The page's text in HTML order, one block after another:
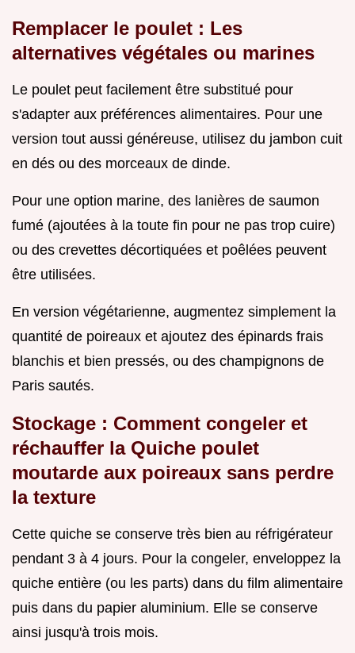
Remplacer le poulet : Les
alternatives végétales ou marines
Le poulet peut facilement être substitué pour
s'adapter aux préférences alimentaires. Pour une
version tout aussi généreuse, utilisez du jambon cuit
en dés ou des morceaux de dinde.
Pour une option marine, des lanières de saumon
fumé (ajoutées à la toute fin pour ne pas trop cuire)
ou des crevettes décortiquées et poêlées peuvent
être utilisées.
En version végétarienne, augmentez simplement la
quantité de poireaux et ajoutez des épinards frais
blanchis et bien pressés, ou des champignons de
Paris sautés.
Stockage : Comment congeler et
réchauffer la Quiche poulet
moutarde aux poireaux sans perdre
la texture
Cette quiche se conserve très bien au réfrigérateur
pendant 3 à 4 jours. Pour la congeler, enveloppez la
quiche entière (ou les parts) dans du film alimentaire
puis dans du papier aluminium. Elle se conserve
ainsi jusqu'à trois mois.